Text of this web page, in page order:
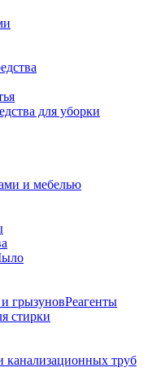
для уборки
и мебелью
грызуновРеагенты
стирки
канализационных труб